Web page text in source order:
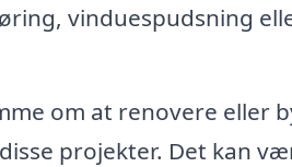
vinduespudsning
om at renovere eller
projekter. Det kan